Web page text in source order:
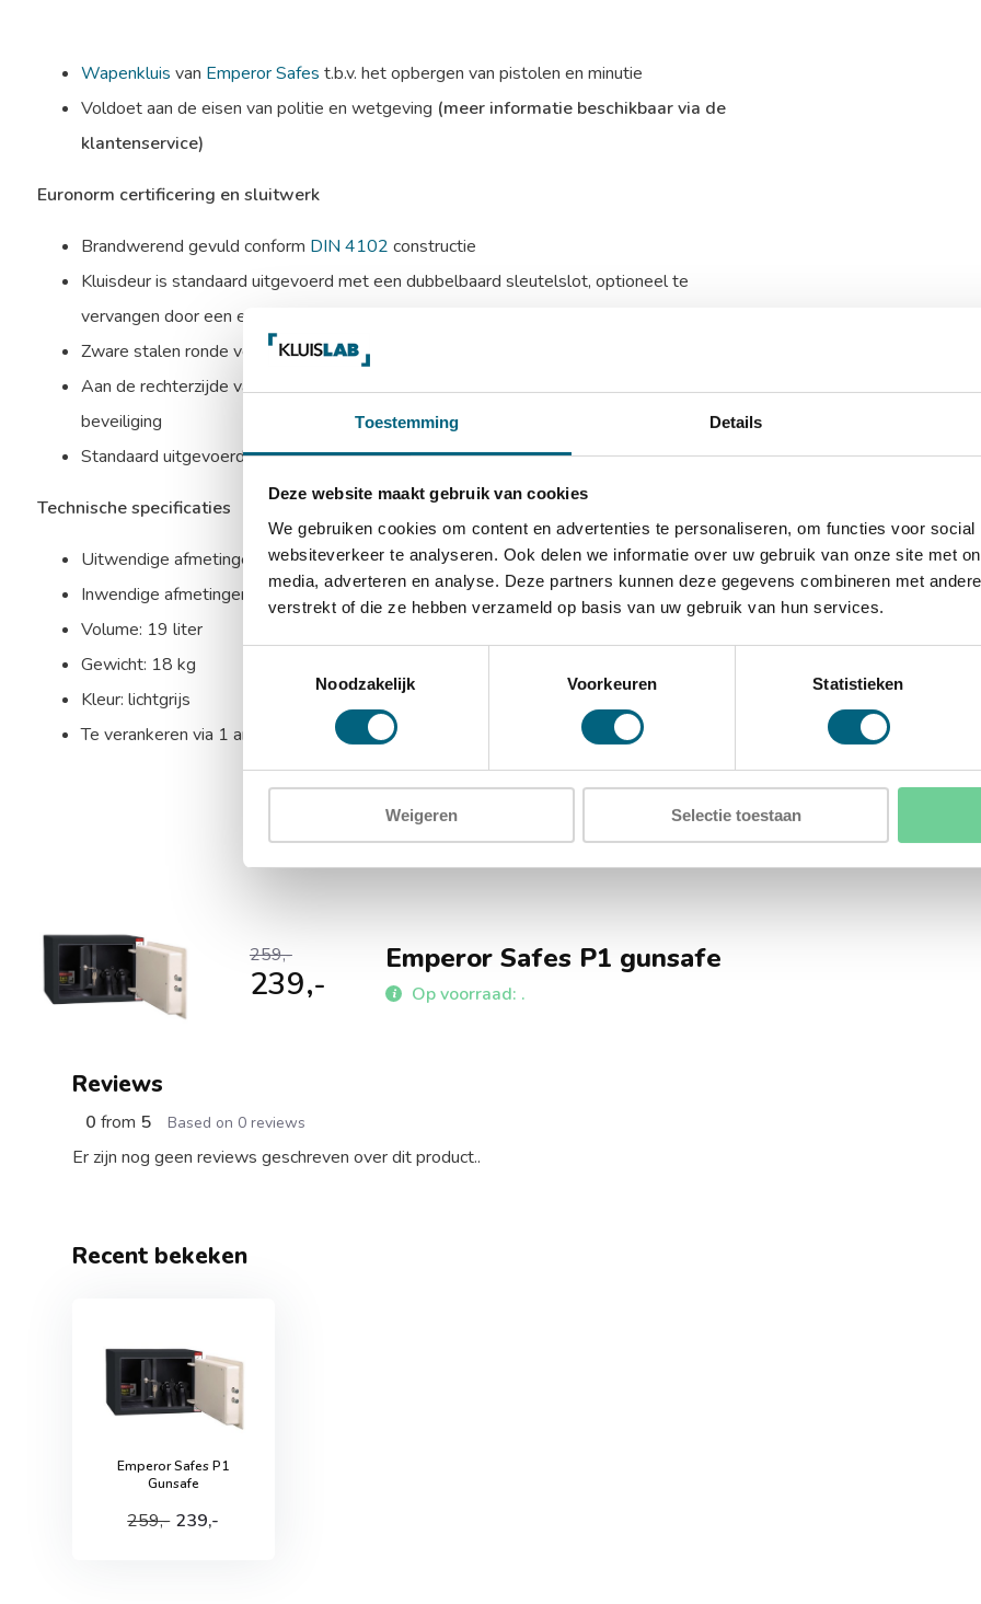
Toestemming Details
Deze website maakt gebruik van cookies
We gebruiken cookies om content en advertenties te personaliseren, om functies voor
websiteverkeer te analyseren. Ook delen we informatie over uw gebruik van onze site met
media, adverteren en analyse. Deze partners kunnen deze gegevens combineren met
verstrekt of die ze hebben verzameld op basis van uw gebruik van hun services.
Noodzakelijk
Voorkeuren Statistieken
Weigeren Selectie toestaan
Wapenkluis van Emperor Safes t.b.v. het opbergen van pistolen en minutie
Voldoet aan de eisen van politie en wetgeving (meer informatie beschikbaar via de
klantenservice)
Euronorm certificering en sluitwerk
Brandwerend gevuld conform DIN 4102 constructie
Kluisdeur is standaard uitgevoerd met een dubbelbaard sleutelslot, optioneel te
vervangen door een electronisch codeslot.
Zware stalen ronde verchroomde schoten aan linkerzijde
Aan de rechterzijde valt een blinde schoot in de sponning van de kluis voor extra
beveiliging
Standaard uitgevoerd met een afsluitbaar binnencompartiment t.b.v. munitie
Technische specificaties
Uitwendige afmetingen: 250 x 350 x 260 mm (HxBxD)
Inwendige afmetingen: 244 x 344 x 215 mm (HxBxD)
Volume: 19 liter
Gewicht: 18 kg
Kleur: lichtgrijs
Te verankeren via 1 ankergat in de bodem en 2 ankergaten in de achterwand
259,-
239,-
Emperor Safes P1 gunsafe
Op voorraad: .
Reviews
0 from 5 Based on 0 reviews
Er zijn nog geen reviews geschreven over dit product..
Recent bekeken
Emperor Safes P1
Gunsafe
259,- 239,-